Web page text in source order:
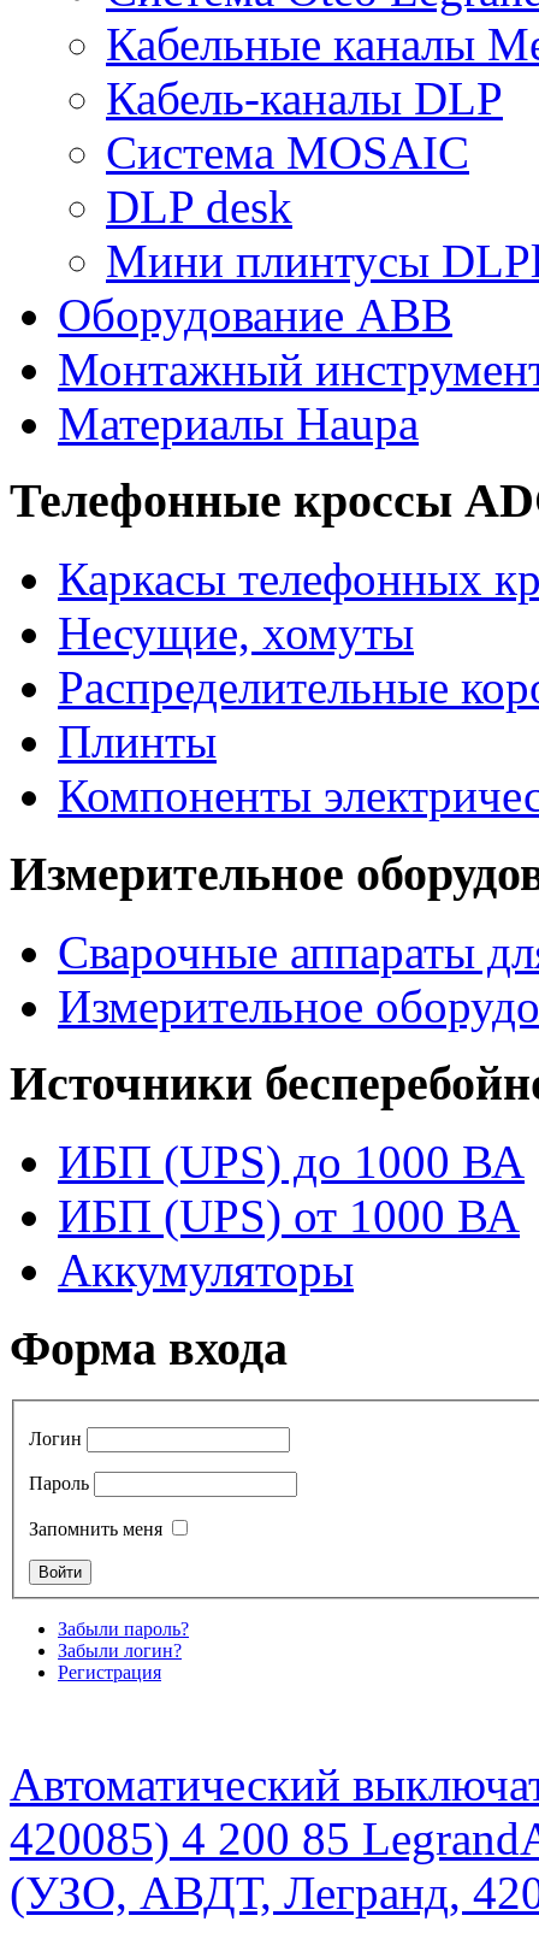
Кабельные каналы
Кабель-каналы DLP
Система MOSAIC
DLP desk
Мини плинтусы
Оборудование ABB
Монтажный
Материалы Haupa
Телефонные кроссы
Каркасы телефонных
Несущие, хомуты
Распределительные
Плинты
Компоненты
Измерительное
Сварочные аппараты
Измерительное
Источники
ИБП (UPS) до 1000 ВА
ИБП (UPS) от 1000 ВА
Аккумуляторы
Форма входа
Логин
Пароль
Запомнить меня
Забыли пароль?
Забыли логин?
Регистрация
Автоматический
420085) 4 200 85 Legrand
(УЗО, АВДТ, Легранд,